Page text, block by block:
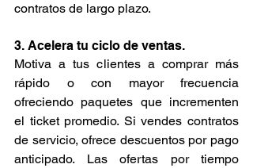
contratos de largo plazo.
3. Acelera tu ciclo de ventas.
Motiva a tus clientes a comprar más
rápido o con mayor frecuencia
ofreciendo paquetes que incrementen
el ticket promedio. Si vendes contratos
de servicio, ofrece descuentos por pago
anticipado. Las ofertas por tiempo